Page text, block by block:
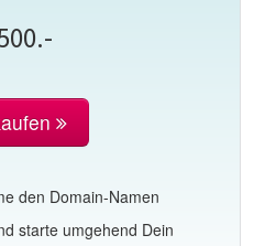
den Domain-Namen
starte umgehend Dein